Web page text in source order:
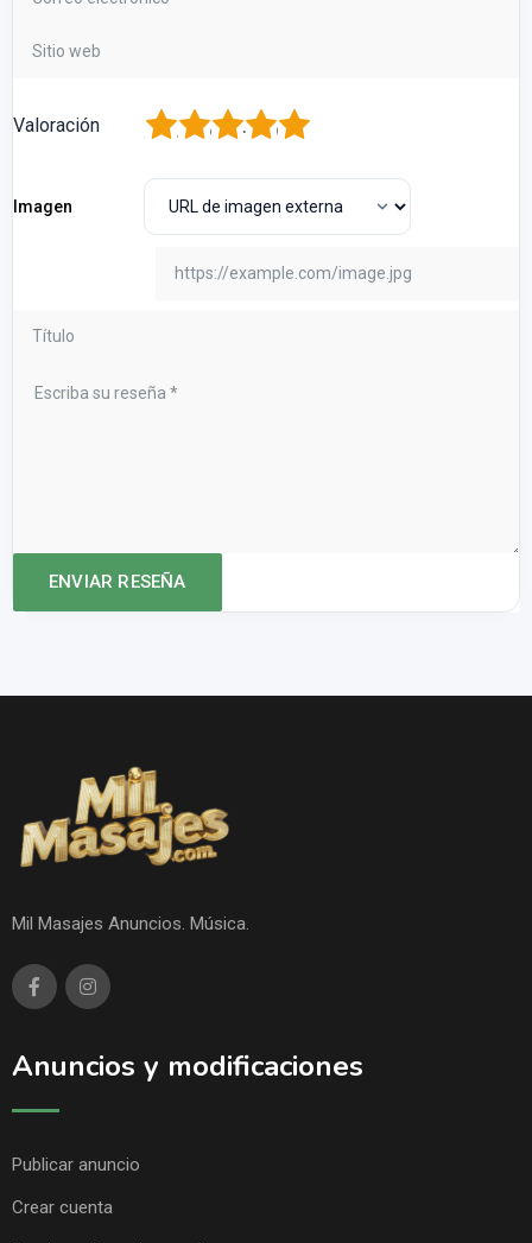
Valoración 5
4
3
2
Imagen
Mil Masajes Anuncios. Música.
Anuncios y modificaciones
Publicar anuncio
Crear cuenta